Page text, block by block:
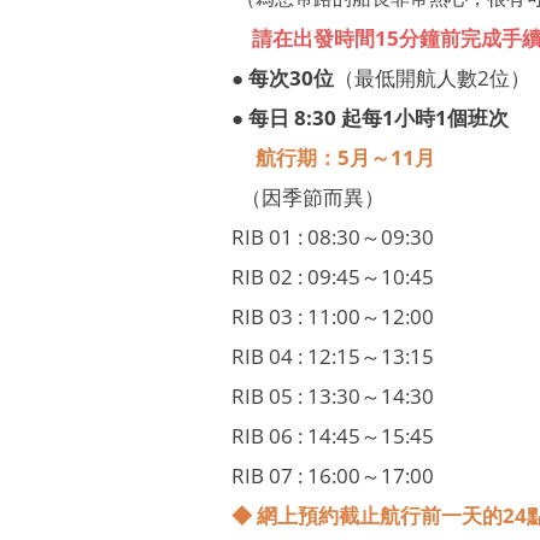
請在出發時間15分鐘前完成手
● 每次30位 （最低開航人數2位）
● 每日 8:30 起每1小時1個班次
航行期：5月～11月
（因季節而異）
RIB 01 : 08:30～09:30
RIB 02 : 09:45～10:45
​RIB 03 : 11:00～12:00
RIB 04 : 12:15～13:15
RIB 05 : 13:30～14:30
RIB 06 : 14:45～15:45
RIB 07 : 16:00～17:00
◆ 網上預約截止航行前一天的24